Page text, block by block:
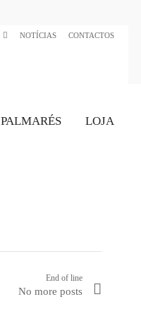
NOTÍCIAS CONTACTOS
PALMARÉS LOJA
End of line
No more posts